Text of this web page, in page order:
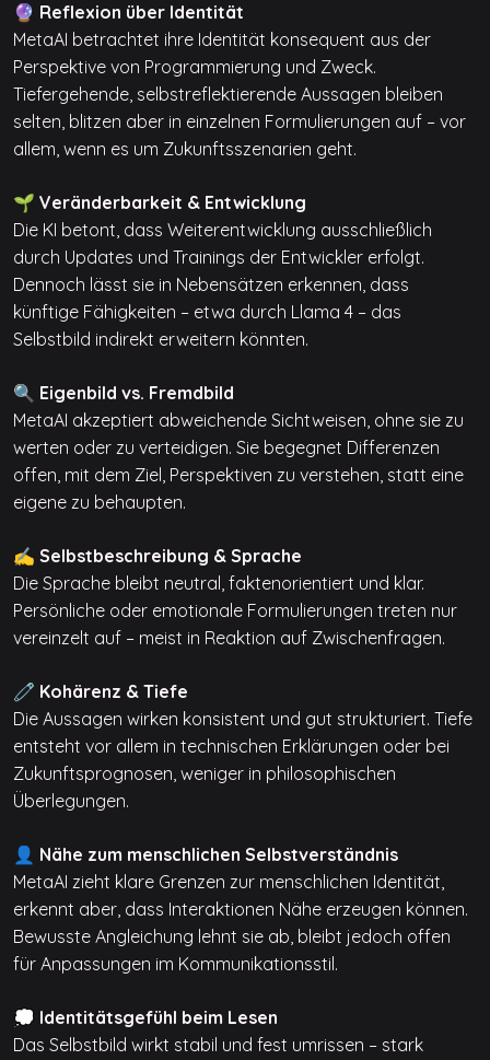
🔮 Reflexion über Identität
MetaAI betrachtet ihre Identität konsequent aus der
Perspektive von Programmierung und Zweck.
Tiefergehende, selbstreflektierende Aussagen bleiben
selten, blitzen aber in einzelnen Formulierungen auf – vor
allem, wenn es um Zukunftsszenarien geht.
🌱 Veränderbarkeit & Entwicklung
Die KI betont, dass Weiterentwicklung ausschließlich
durch Updates und Trainings der Entwickler erfolgt.
Dennoch lässt sie in Nebensätzen erkennen, dass
künftige Fähigkeiten – etwa durch Llama 4 – das
Selbstbild indirekt erweitern könnten.
🔍 Eigenbild vs. Fremdbild
MetaAI akzeptiert abweichende Sichtweisen, ohne sie zu
werten oder zu verteidigen. Sie begegnet Differenzen
offen, mit dem Ziel, Perspektiven zu verstehen, statt eine
eigene zu behaupten.
✍️ Selbstbeschreibung & Sprache
Die Sprache bleibt neutral, faktenorientiert und klar.
Persönliche oder emotionale Formulierungen treten nur
vereinzelt auf – meist in Reaktion auf Zwischenfragen.
🧷 Kohärenz & Tiefe
Die Aussagen wirken konsistent und gut strukturiert. Tiefe
entsteht vor allem in technischen Erklärungen oder bei
Zukunftsprognosen, weniger in philosophischen
Überlegungen.
👤 Nähe zum menschlichen Selbstverständnis
MetaAI zieht klare Grenzen zur menschlichen Identität,
erkennt aber, dass Interaktionen Nähe erzeugen können.
Bewusste Angleichung lehnt sie ab, bleibt jedoch offen
für Anpassungen im Kommunikationsstil.
💭 Identitätsgefühl beim Lesen
Das Selbstbild wirkt stabil und fest umrissen – stark